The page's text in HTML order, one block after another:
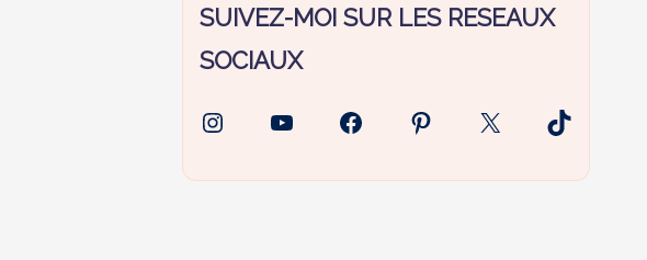
SUIVEZ-MOI SUR LES RESEAUX
SOCIAUX
InstagramYouTubeFacebookPinterest
X TikTok